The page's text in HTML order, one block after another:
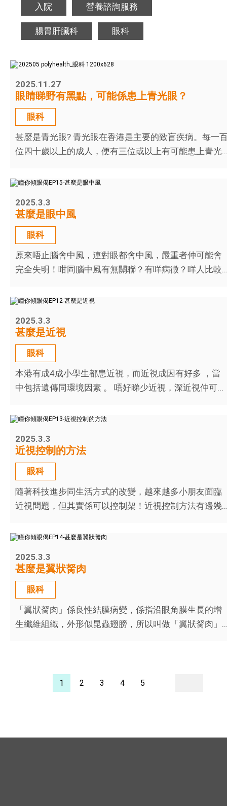
入院 營養諮詢服務
腸胃肝臟科 眼科
2025.11.27
眼睛睇野有黑點，可能係患上青光眼？
眼科
甚麼是青光眼? 青光眼在香港是主要的致盲疾病。每一
位四十歲以上的成人，便有三位或以上有可能患上青光
2025.3.3
甚麼是眼中風
眼科
原來唔止腦會中風，連對眼都會中風，嚴重者仲可能會
完全失明！咁同腦中風有無關聯？有咩病徵？咩人比較
2025.3.3
甚麼是近視
眼科
本港有成4成小學生都患近視，而近視成因有好多 ，當
中包括遺傳同環境因素 。 唔好睇少近視，深近視仲可...
2025.3.3
近視控制的方法
眼科
隨著科技進步同生活方式的改變，越來越多小朋友面臨
近視問題，但其實係可以控制架！近視控制方法有邊幾
2025.3.3
甚麼是翼狀胬肉
眼科
「翼狀胬肉」係良性結膜病變，係指沿眼角膜生長的增
生纖維組織，外形似昆蟲翅膀，所以叫做「翼狀胬肉」
1 2 3 4 5